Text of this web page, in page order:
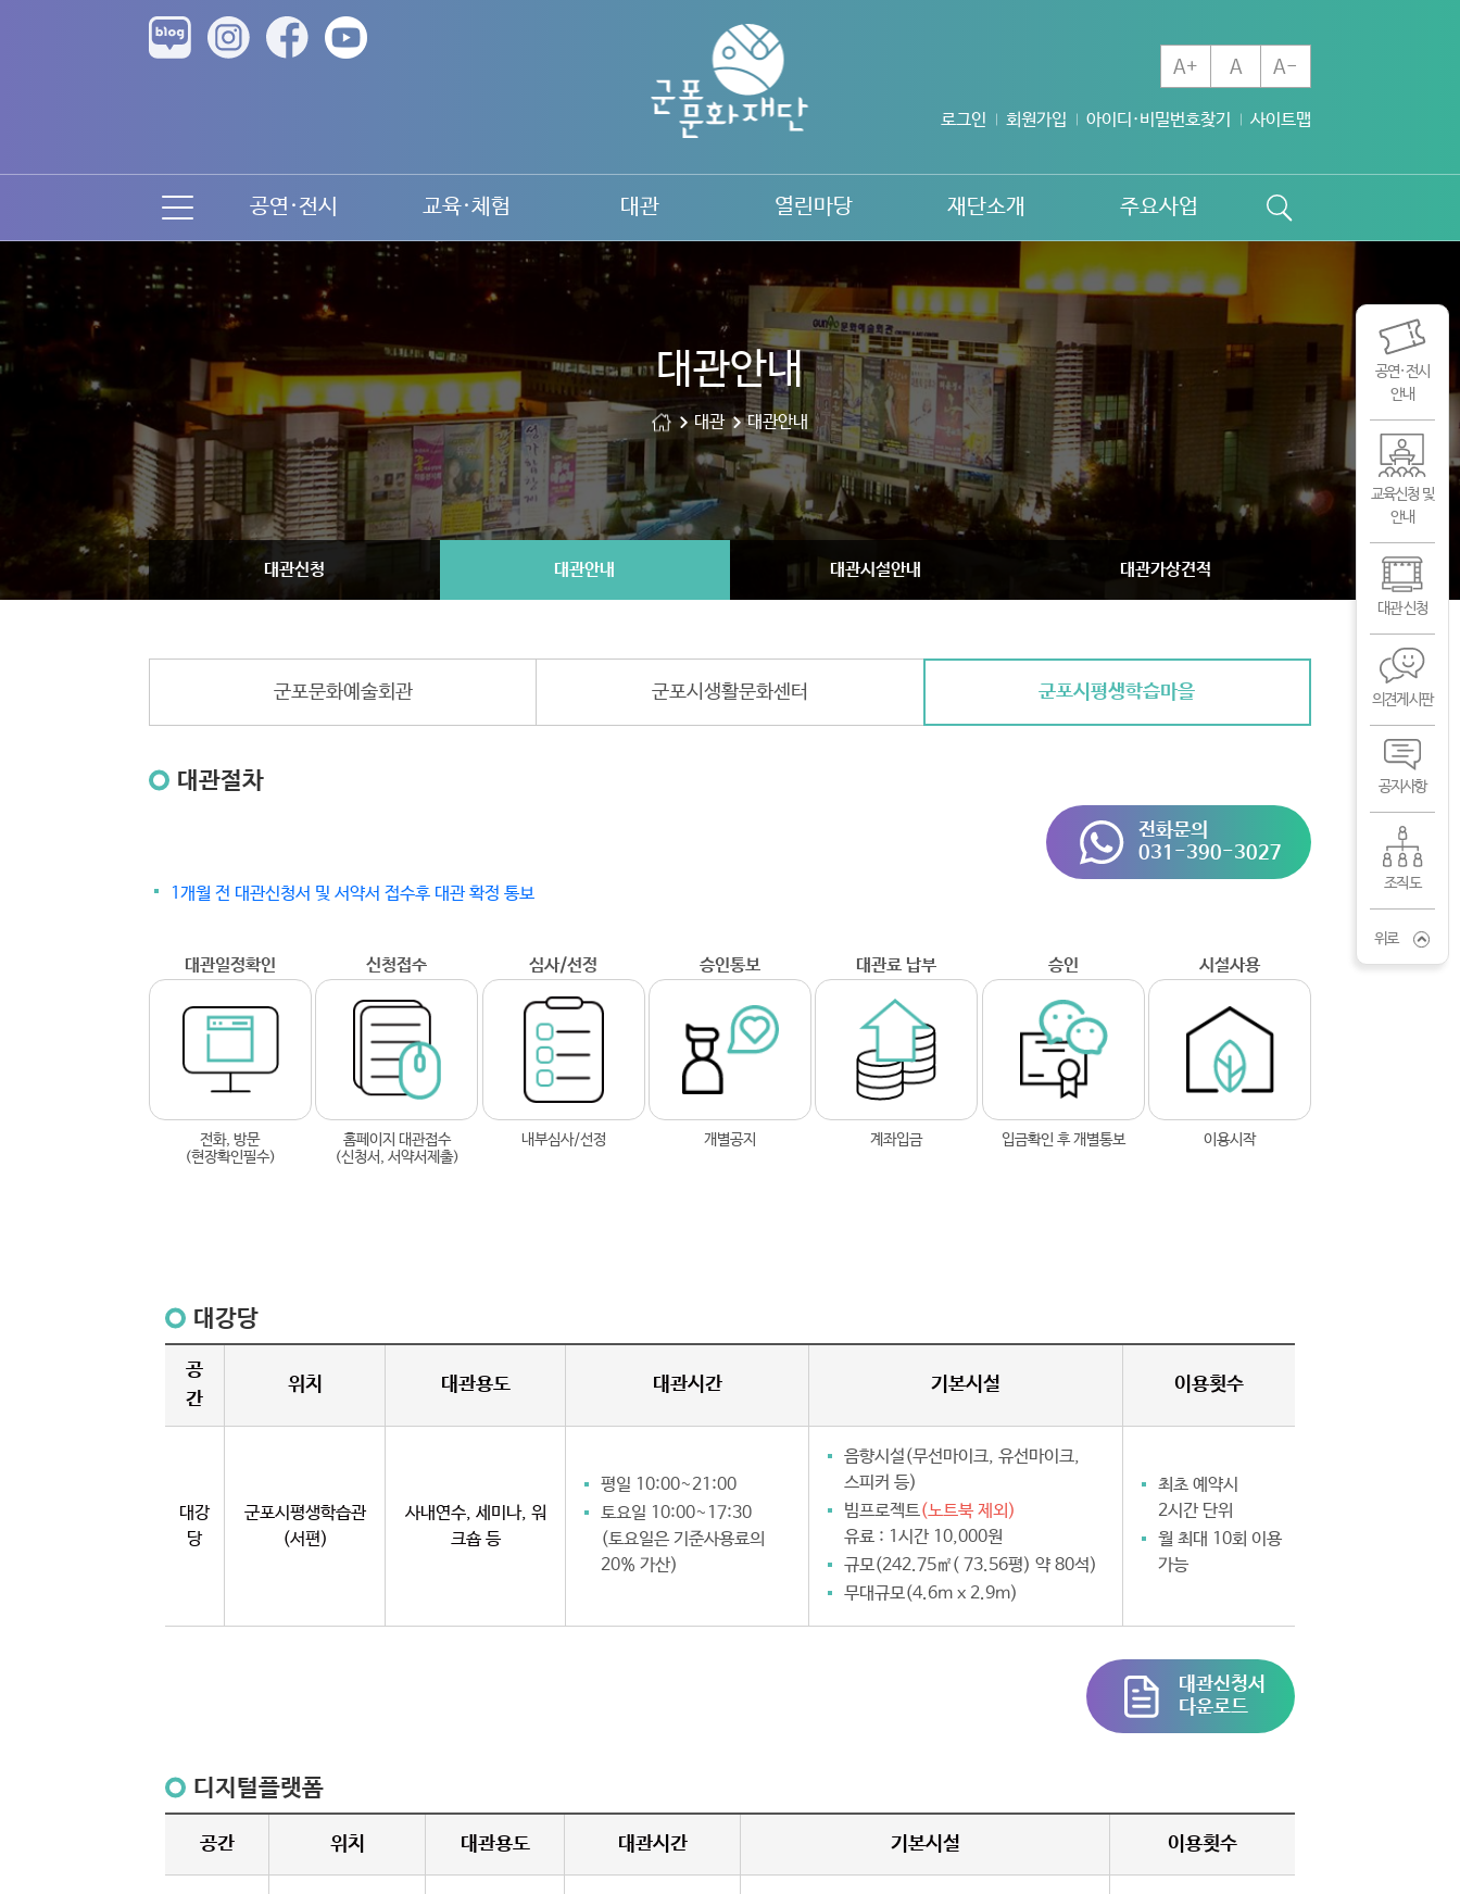
A+ A A-
로그인 회원가입 아이디·비밀번호찾기 사이트맵
공연·전시 교육·체험 대관 열린마당 재단소개 주요사업
대관안내
대관 대관안내
대관신청 대관안내 대관시설안내 대관가상견적
군포문화예술회관 군포시생활문화센터 군포시평생학습마을
대관절차
전화문의
031-390-3027
1개월 전 대관신청서 및 서약서 접수후 대관 확정 통보
대관일정확인
전화, 방문
(현장확인필수)
신청접수
홈페이지 대관접수
(신청서, 서약서제출)
심사/선정
내부심사/선정
승인통보
개별공지
대관료 납부
계좌입금
승인
입금확인 후 개별통보
시설사용
이용시작
대강당
공
간
위치 대관용도 대관시간 기본시설 이용횟수
대강
당
군포시평생학습관
(서편)
사내연수, 세미나, 워
크숍 등
평일 10:00~21:00
토요일 10:00~17:30
(토요일은 기준사용료의
20% 가산)
음향시설(무선마이크, 유선마이크,
스피커 등)
빔프로젝트(노트북 제외)
유료 : 1시간 10,000원
규모(242.75㎡( 73.56평) 약 80석)
무대규모(4.6m x 2.9m)
최초 예약시
2시간 단위
월 최대 10회 이용
가능
대관신청서
다운로드
디지털플랫폼
공간 위치 대관용도 대관시간 기본시설 이용횟수
공연·전시
안내
교육신청 및
안내
대관 신청
의견게시판
공지사항
조직도
위로